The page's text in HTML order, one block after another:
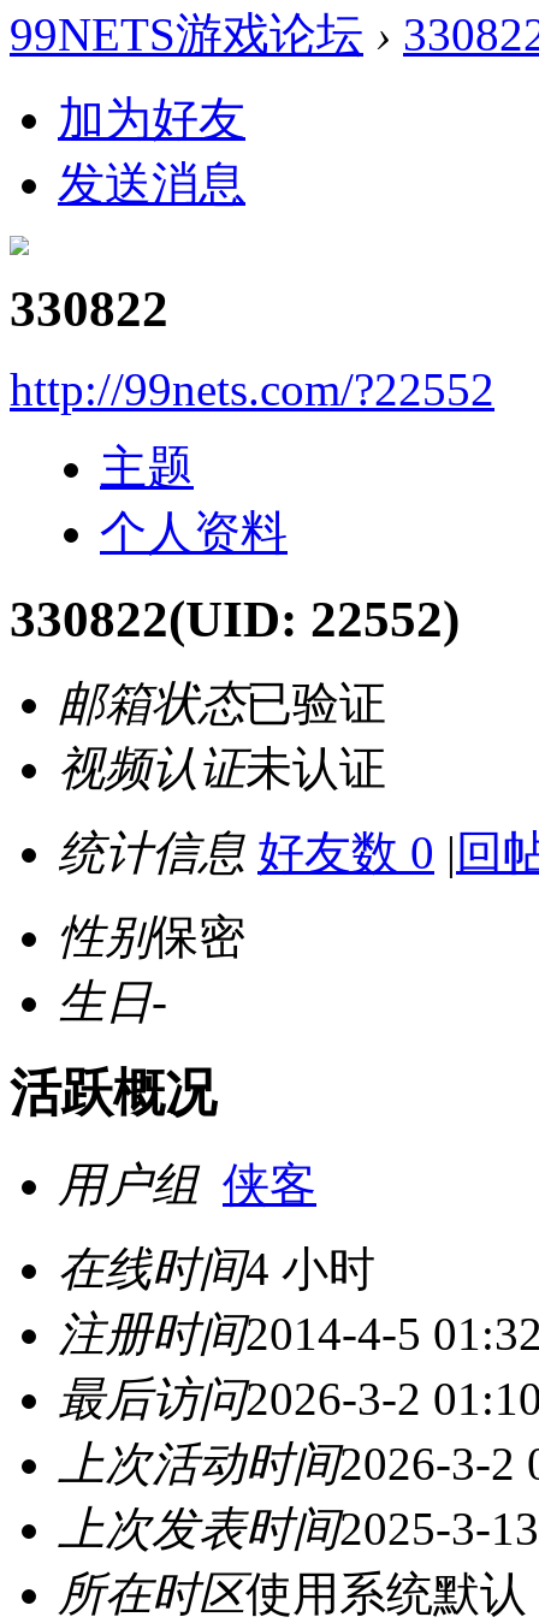
99NETS游戏论坛 ›
加为好友
发送消息
330822
http://99nets.com/?22552
主题
个人资料
330822(UID: 22552)
邮箱状态已验证
视频认证未认证
统计信息 好友数 0 | 回
性别保密
生日-
活跃概况
用户组 侠客
在线时间4 小时
注册时间2014-4-5
最后访问2026-3-2
上次活动时间2026-3-2
上次发表时间2025-3-
所在时区使用系统默认